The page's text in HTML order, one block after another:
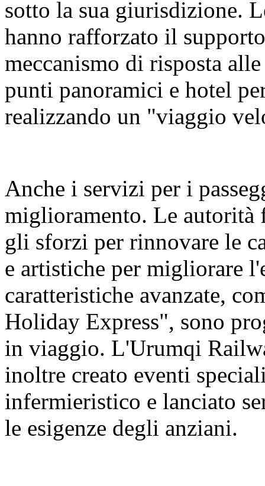
sotto la sua giurisdizione.
hanno rafforzato il
meccanismo di risposta
punti panoramici e hotel
realizzando un "viaggio
Anche i servizi per i
miglioramento. Le autorità
gli sforzi per rinnovare le
e artistiche per migliorare
caratteristiche avanzate,
Holiday Express", sono
in viaggio. L'Urumqi
inoltre creato eventi
infermieristico e lanciato
le esigenze degli anziani.